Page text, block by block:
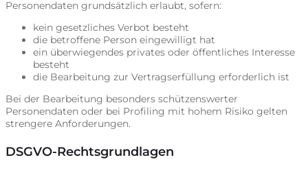
Personendaten grundsätzlich erlaubt, sofern:
kein gesetzliches Verbot besteht
die betroffene Person eingewilligt hat
ein überwiegendes privates oder öffentliches Interesse
besteht
die Bearbeitung zur Vertragserfüllung erforderlich ist
Bei der Bearbeitung besonders schützenswerter
Personendaten oder bei Profiling mit hohem Risiko gelten
strengere Anforderungen.
DSGVO-Rechtsgrundlagen